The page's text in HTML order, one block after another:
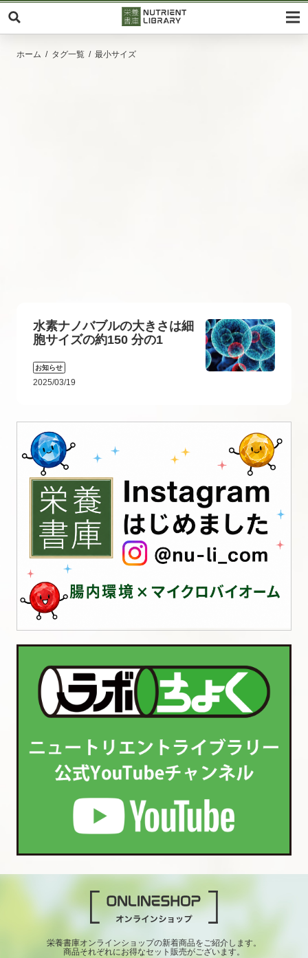
ホーム タグ一覧 最小サイズ
水素ナノバブルの大きさは細
胞サイズの約150 分の1
お知らせ
2025/03/19
栄養書庫オンラインショップの新着商品をご紹介します。
商品それぞれにお得なセット販売がございます。